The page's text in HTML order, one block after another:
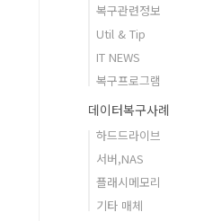
복구관련정보
Util & Tip
IT NEWS
복구프로그램
데이터복구사례
하드드라이브
서버,NAS
플래시메모리
기타 매체